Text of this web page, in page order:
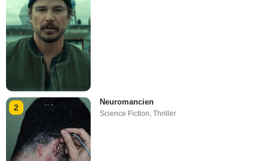
2
Neuromancien
Science Fiction,Thriller